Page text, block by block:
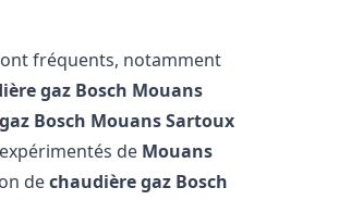
fréquents, notamment
gaz Bosch Mouans
Bosch Mouans Sartoux
de Mouans
dechaudière gaz Bosch